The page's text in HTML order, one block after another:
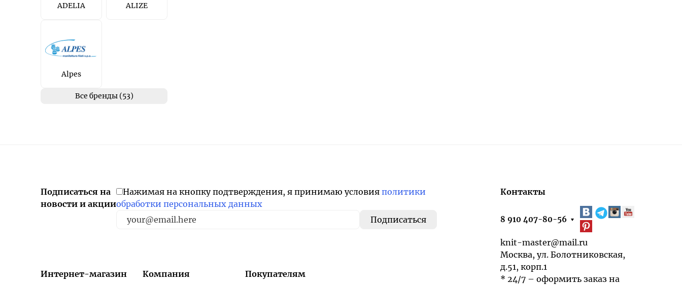
ADELIA ALIZE
Alpes
Все бренды (53)
Подписаться на
новости и акции
Нажимая на кнопку подтверждения, я принимаю условия политики
обработки персональных данных
Интернет-магазин
Компания
Покупателям
Контакты
8 910 407-80-56
knit-master@mail.ru
Москва, ул. Болотниковская,
д.51, корп.1
* 24/7 – оформить заказ на